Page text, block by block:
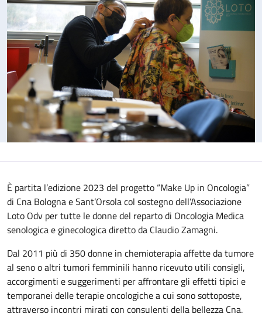
È partita l’edizione 2023 del progetto “Make Up in Oncologia”
di Cna Bologna e Sant’Orsola col sostegno dell’Associazione
Loto Odv per tutte le donne del reparto di Oncologia Medica
senologica e ginecologica diretto da Claudio Zamagni.
Dal 2011 più di 350 donne in chemioterapia affette da tumore
al seno o altri tumori femminili hanno ricevuto utili consigli,
accorgimenti e suggerimenti per affrontare gli effetti tipici e
temporanei delle terapie oncologiche a cui sono sottoposte,
attraverso incontri mirati con consulenti della bellezza Cna.